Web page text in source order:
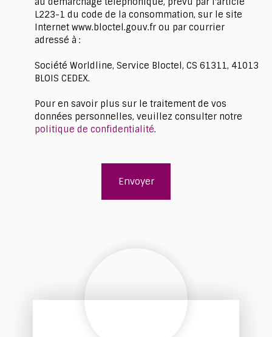
L223-1 du code de la consommation, sur le site
Internet www.bloctel.gouv.fr ou par courrier
adressé à :
Société Worldline, Service Bloctel, CS 61311, 41013
BLOIS CEDEX.
Pour en savoir plus sur le traitement de vos
données personnelles, veuillez consulter notre
politique de confidentialité.
Envoyer